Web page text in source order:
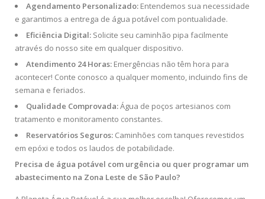
Agendamento Personalizado: Entendemos sua necessidade
e garantimos a entrega de água potável com pontualidade.
Eficiência Digital: Solicite seu caminhão pipa facilmente
através do nosso site em qualquer dispositivo.
Atendimento 24 Horas: Emergências não têm hora para
acontecer! Conte conosco a qualquer momento, incluindo fins de
semana e feriados.
Qualidade Comprovada:Água de poços artesianos com
tratamento e monitoramento constantes.
Reservatórios Seguros: Caminhões com tanques revestidos
em epóxi e todos os laudos de potabilidade.
Precisa de água potável com urgência ou quer programar um
abastecimento na Zona Leste de São Paulo?